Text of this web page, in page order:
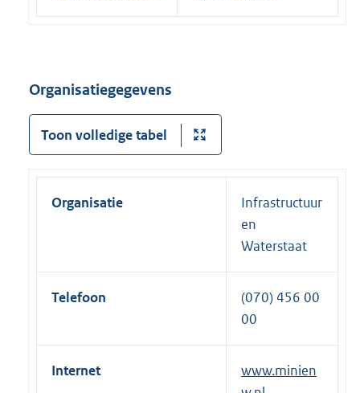
Organisatiegegevens
Toon volledige tabel
Organisatie
Infrastructuur
en
Waterstaat
Telefoon
(070) 456 00
00
Internet
www.minien